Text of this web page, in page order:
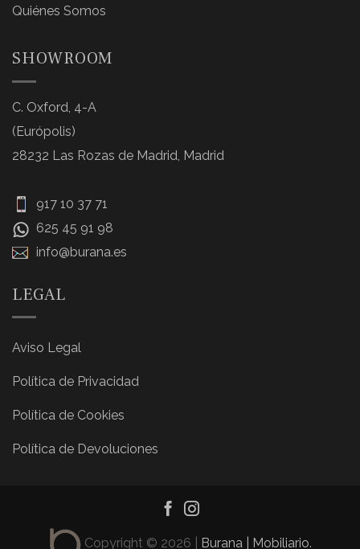
Quiénes Somos
SHOWROOM
C. Oxford, 4-A
(Európolis)
28232 Las Rozas de Madrid, Madrid
917 10 37 71
625 45 91 98
info@burana.es
LEGAL
Aviso Legal
Política de Privacidad
Política de Cookies
Política de Devoluciones
Copyright © 2026 | Burana | Mobiliario.